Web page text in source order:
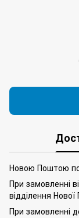
Новою Поштою по
При замовленні
відділення
При замовленні